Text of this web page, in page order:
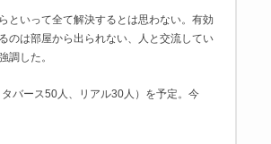
といって全て解決するとは思わない。有効
のは部屋から出られない、人と交流してい
調した。
バース50人、リアル30人）を予定。今